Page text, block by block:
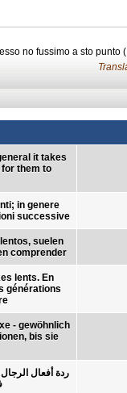
no fussimo a sto punto
it takes
them to
in genere
successive
suelen
comprender
lents. En
générations
- gewöhnlich
bis sie
ردة أفعال